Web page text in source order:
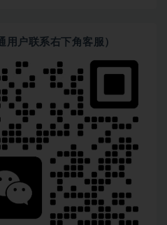
用户联系右下角客服）